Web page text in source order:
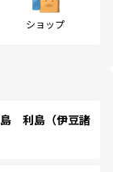
ショップ
利島（伊豆諸